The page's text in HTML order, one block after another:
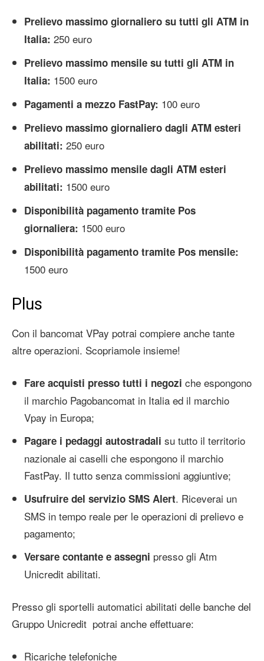
Prelievo massimo giornaliero su tutti gli ATM in
Italia: 250 euro
Prelievo massimo mensile su tutti gli ATM in
Italia: 1500 euro
Pagamenti a mezzo FastPay: 100 euro
Prelievo massimo giornaliero dagli ATM esteri
abilitati: 250 euro
Prelievo massimo mensile dagli ATM esteri
abilitati: 1500 euro
Disponibilità pagamento tramite Pos
giornaliera: 1500 euro
Disponibilità pagamento tramite Pos mensile:
1500 euro
Plus
Con il bancomat VPay potrai compiere anche tante
altre operazioni. Scopriamole insieme!
Fare acquisti presso tutti i negozi che espongono
il marchio Pagobancomat in Italia ed il marchio
Vpay in Europa;
Pagare i pedaggi autostradali su tutto il territorio
nazionale ai caselli che espongono il marchio
FastPay. Il tutto senza commissioni aggiuntive;
Usufruire del servizio SMS Alert. Riceverai un
SMS in tempo reale per le operazioni di prelievo e
pagamento;
Versare contante e assegni presso gli Atm
Unicredit abilitati.
Presso gli sportelli automatici abilitati delle banche del
Gruppo Unicredit potrai anche effettuare:
Ricariche telefoniche